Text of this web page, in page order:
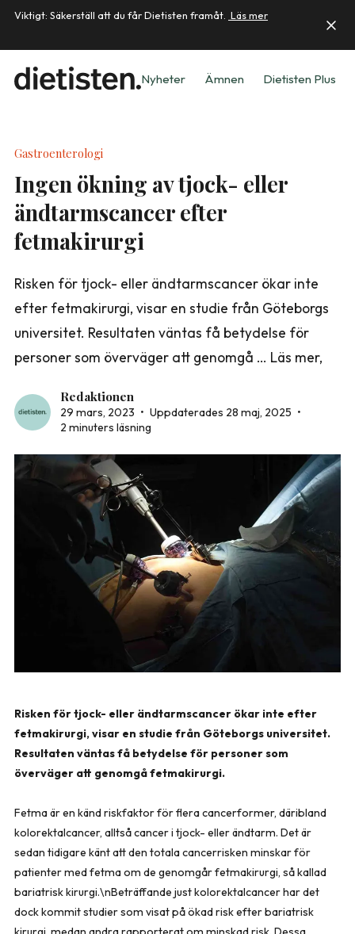
Viktigt: Säkerställ att du får Dietisten framåt. Läs mer
Nyheter Ämnen Dietisten Plus
Gastroenterologi
Ingen ökning av tjock- eller
ändtarmscancer efter
fetmakirurgi
Risken för tjock- eller ändtarmscancer ökar inte
efter fetmakirurgi, visar en studie från Göteborgs
universitet. Resultaten väntas få betydelse för
personer som överväger att genomgå … Läs mer,
Redaktionen
29 mars, 2023 • Uppdaterades 28 maj, 2025 •
2 minuters läsning
Risken för tjock- eller ändtarmscancer ökar inte efter
fetmakirurgi, visar en studie från Göteborgs universitet.
Resultaten väntas få betydelse för personer som
överväger att genomgå fetmakirurgi.
Fetma är en känd riskfaktor för flera cancerformer, däribland
kolorektalcancer, alltså cancer i tjock- eller ändtarm. Det är
sedan tidigare känt att den totala cancerrisken minskar för
patienter med fetma om de genomgår fetmakirurgi, så kallad
bariatrisk kirurgi.\nBeträffande just kolorektalcancer har det
dock kommit studier som visat på ökad risk efter bariatrisk